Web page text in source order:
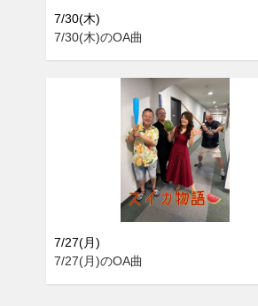
7/30(木)
7/30(木)のOA曲
7/27(月)
7/27(月)のOA曲